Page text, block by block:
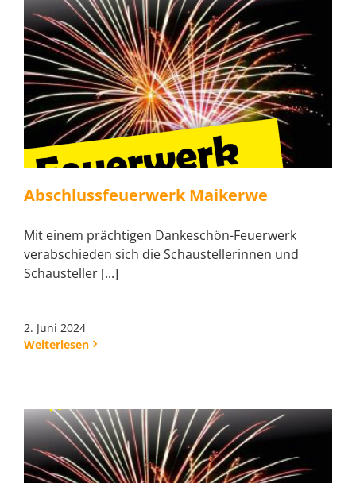
Abschlussfeuerwerk Maikerwe
Mit einem prächtigen Dankeschön-Feuerwerk
verabschieden sich die Schaustellerinnen und
Schausteller [...]
2. Juni 2024
Weiterlesen